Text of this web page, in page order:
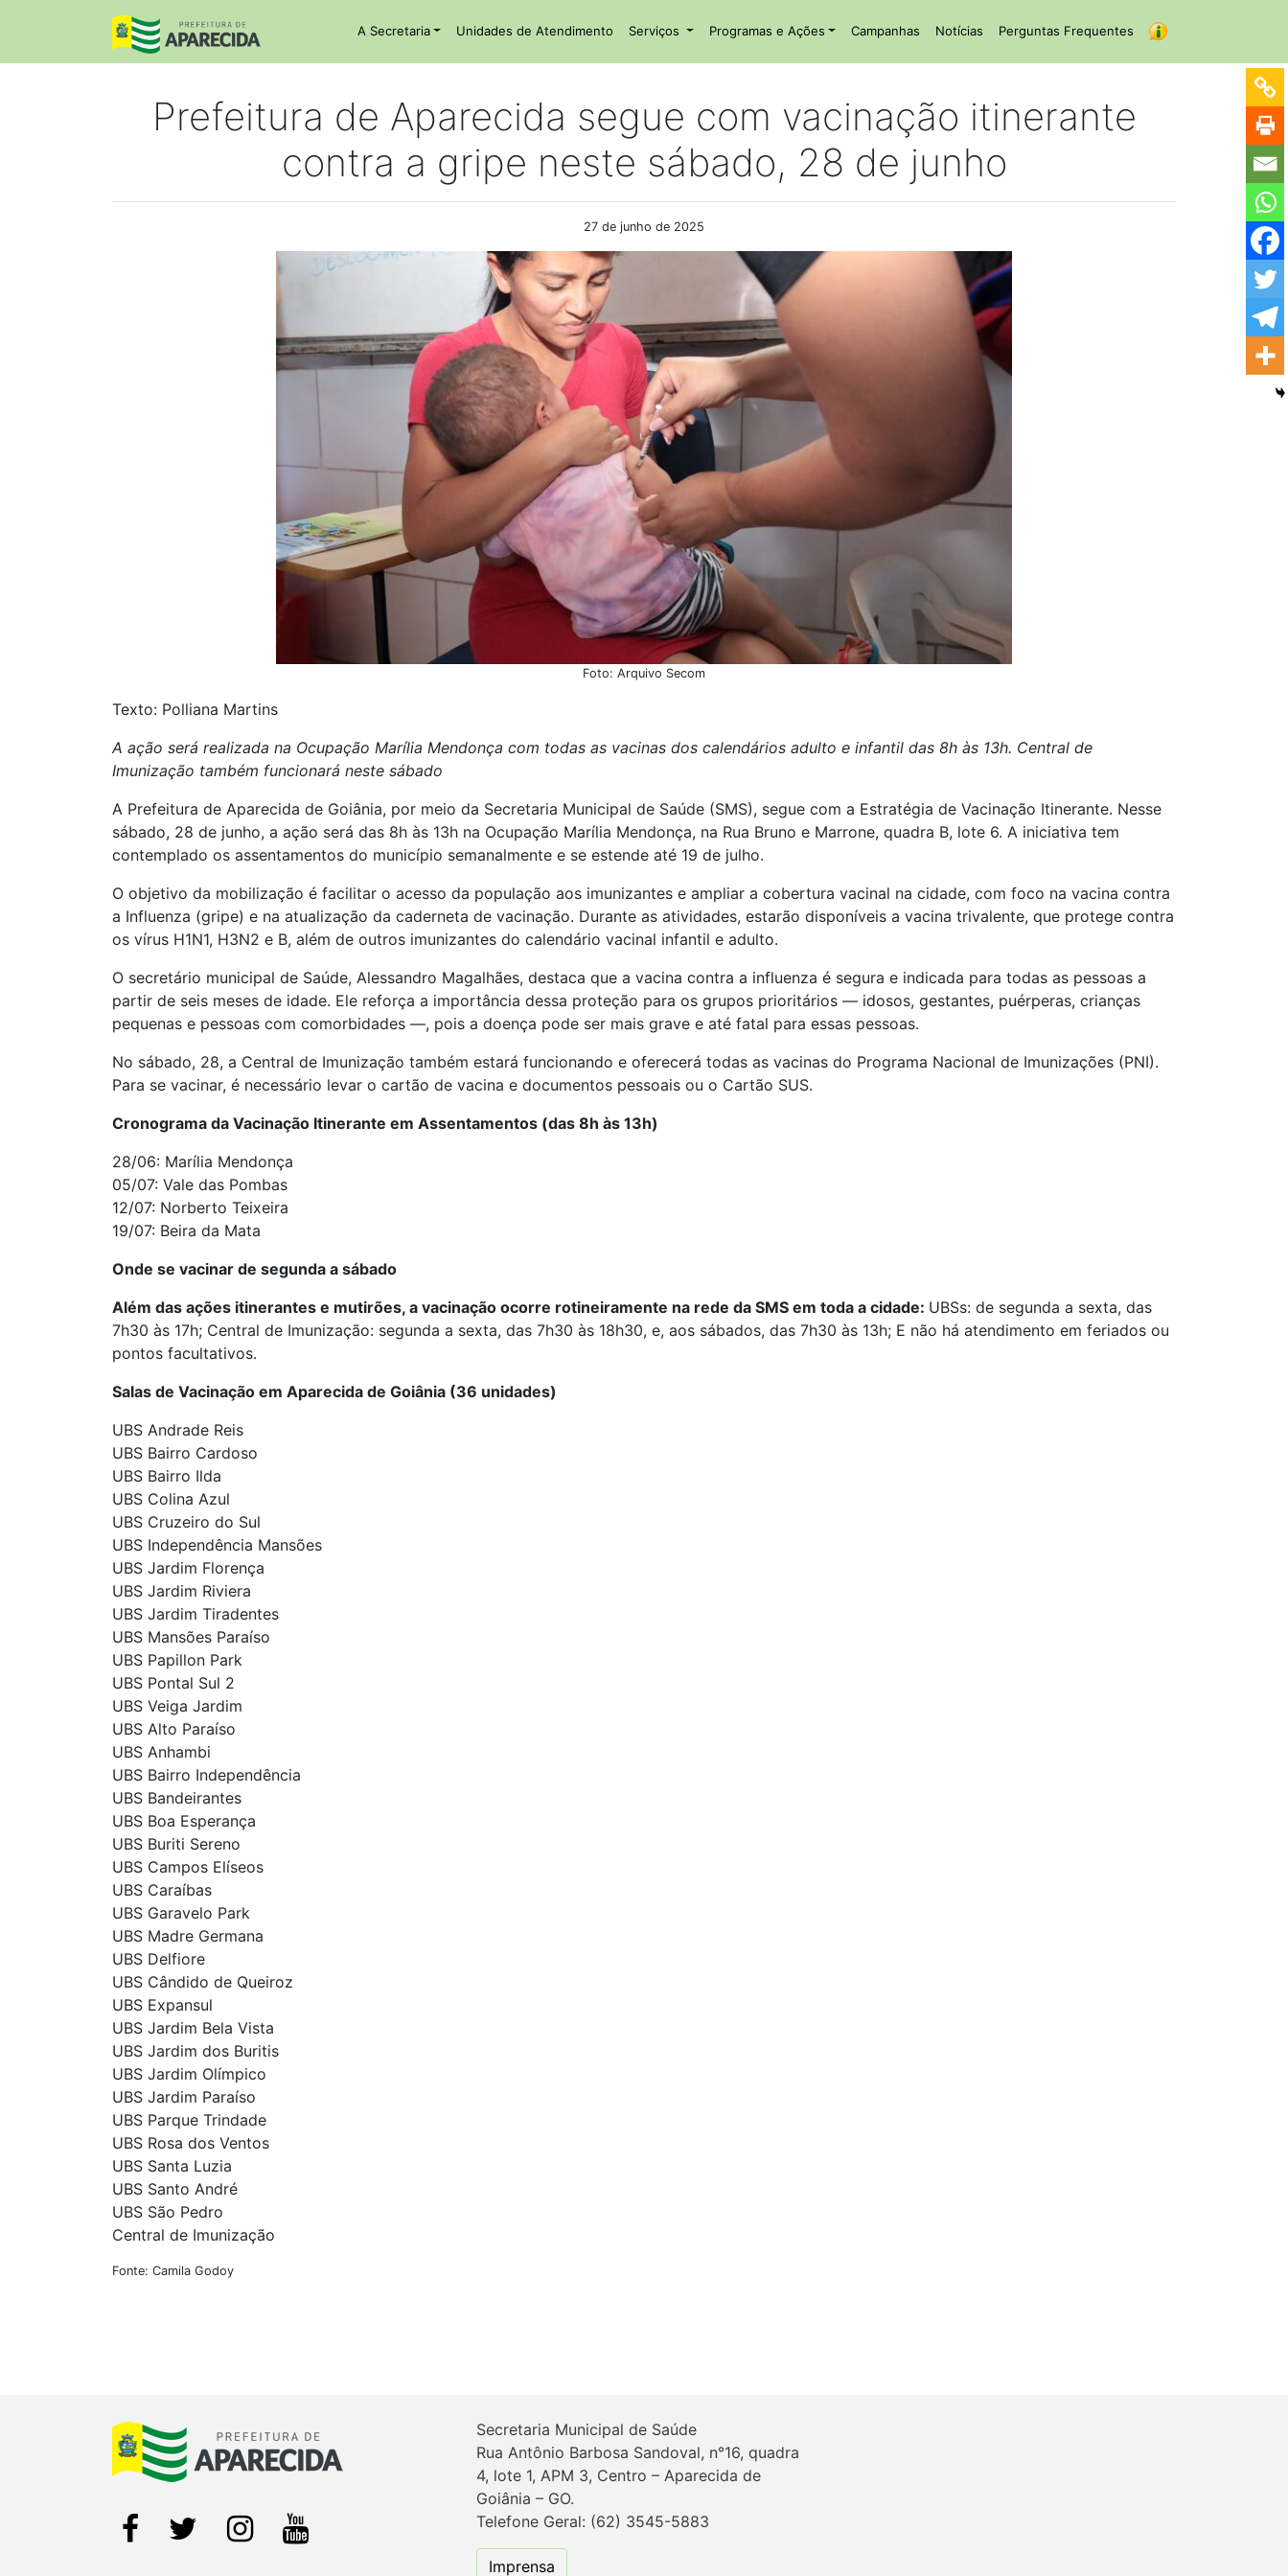
A Secretaria Unidades de Atendimento Serviços Programas e Ações Campanhas Notícias Perguntas Frequentes
Prefeitura de Aparecida segue com vacinação itinerante
contra a gripe neste sábado, 28 de junho
27 de junho de 2025
Foto: Arquivo Secom
Texto: Polliana Martins
A ação será realizada na Ocupação Marília Mendonça com todas as vacinas dos calendários adulto e infantil das 8h às 13h. Central de
Imunização também funcionará neste sábado
A Prefeitura de Aparecida de Goiânia, por meio da Secretaria Municipal de Saúde (SMS), segue com a Estratégia de Vacinação Itinerante. Nesse
sábado, 28 de junho, a ação será das 8h às 13h na Ocupação Marília Mendonça, na Rua Bruno e Marrone, quadra B, lote 6. A iniciativa tem
contemplado os assentamentos do município semanalmente e se estende até 19 de julho.
O objetivo da mobilização é facilitar o acesso da população aos imunizantes e ampliar a cobertura vacinal na cidade, com foco na vacina contra
a Influenza (gripe) e na atualização da caderneta de vacinação. Durante as atividades, estarão disponíveis a vacina trivalente, que protege contra
os vírus H1N1, H3N2 e B, além de outros imunizantes do calendário vacinal infantil e adulto.
O secretário municipal de Saúde, Alessandro Magalhães, destaca que a vacina contra a influenza é segura e indicada para todas as pessoas a
partir de seis meses de idade. Ele reforça a importância dessa proteção para os grupos prioritários — idosos, gestantes, puérperas, crianças
pequenas e pessoas com comorbidades —, pois a doença pode ser mais grave e até fatal para essas pessoas.
No sábado, 28, a Central de Imunização também estará funcionando e oferecerá todas as vacinas do Programa Nacional de Imunizações (PNI).
Para se vacinar, é necessário levar o cartão de vacina e documentos pessoais ou o Cartão SUS.
Cronograma da Vacinação Itinerante em Assentamentos (das 8h às 13h)
28/06: Marília Mendonça
05/07: Vale das Pombas
12/07: Norberto Teixeira
19/07: Beira da Mata
Onde se vacinar de segunda a sábado
Além das ações itinerantes e mutirões, a vacinação ocorre rotineiramente na rede da SMS em toda a cidade: UBSs: de segunda a sexta, das
7h30 às 17h; Central de Imunização: segunda a sexta, das 7h30 às 18h30, e, aos sábados, das 7h30 às 13h; E não há atendimento em feriados ou
pontos facultativos.
Salas de Vacinação em Aparecida de Goiânia (36 unidades)
UBS Andrade Reis
UBS Bairro Cardoso
UBS Bairro Ilda
UBS Colina Azul
UBS Cruzeiro do Sul
UBS Independência Mansões
UBS Jardim Florença
UBS Jardim Riviera
UBS Jardim Tiradentes
UBS Mansões Paraíso
UBS Papillon Park
UBS Pontal Sul 2
UBS Veiga Jardim
UBS Alto Paraíso
UBS Anhambi
UBS Bairro Independência
UBS Bandeirantes
UBS Boa Esperança
UBS Buriti Sereno
UBS Campos Elíseos
UBS Caraíbas
UBS Garavelo Park
UBS Madre Germana
UBS Delfiore
UBS Cândido de Queiroz
UBS Expansul
UBS Jardim Bela Vista
UBS Jardim dos Buritis
UBS Jardim Olímpico
UBS Jardim Paraíso
UBS Parque Trindade
UBS Rosa dos Ventos
UBS Santa Luzia
UBS Santo André
UBS São Pedro
Central de Imunização
Fonte: Camila Godoy
Secretaria Municipal de Saúde
Rua Antônio Barbosa Sandoval, n°16, quadra
4, lote 1, APM 3, Centro – Aparecida de
Goiânia – GO.
Telefone Geral: (62) 3545-5883
Imprensa